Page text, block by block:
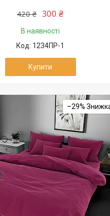
420 ₴ 300 ₴
В наявності
1234ПР-1
Купити
–29%